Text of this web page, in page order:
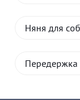
Няня для
Передержка